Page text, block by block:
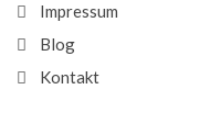
Impressum
Blog
Kontakt